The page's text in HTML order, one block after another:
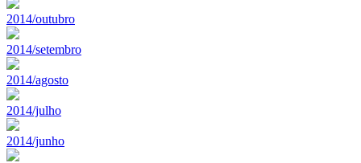
2014/outubro
2014/setembro
2014/agosto
2014/julho
2014/junho